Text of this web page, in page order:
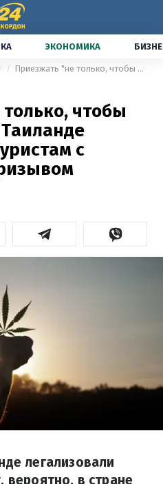
ЭКОНОМИКА
Приезжать "не только, чтобы накуриться": в Таиланде обратились к туристам с интересным призывом
чтобы
с
легализовали
вероятно, в стране